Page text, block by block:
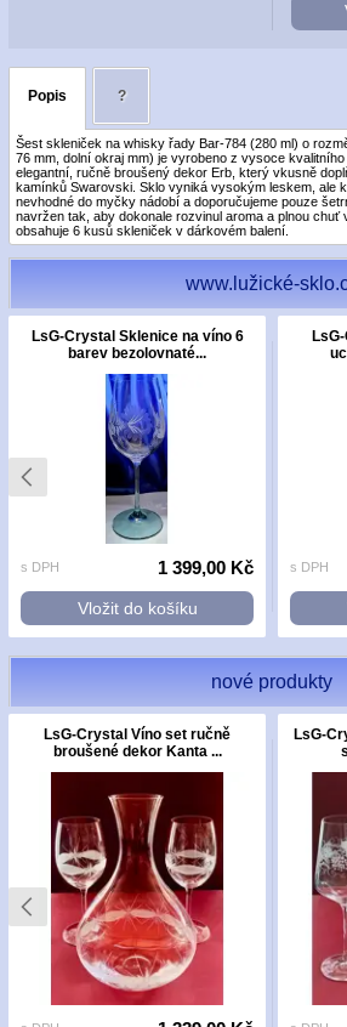
Popis ?
Šest skleniček na whisky řady Bar-784 (280 ml) o
76 mm, dolní okraj mm) je vyrobeno z vysoce
elegantní, ručně broušený dekor Erb, který vkusně
kamínků Swarovski. Sklo vyniká vysokým leskem, ale
nevhodné do myčky nádobí a doporučujeme pouze
navržen tak, aby dokonale rozvinul aroma a plnou chuť
obsahuje 6 kusů skleniček v dárkovém balení.
www.lužické-
LsG-Crystal Sklenice na víno 6
barev bezolovnaté...
s DPH 1 399,00 Kč
Vložit do košíku
s DPH
nové produkty
LsG-Crystal Víno set ručně
broušené dekor Kanta ...
LsG-